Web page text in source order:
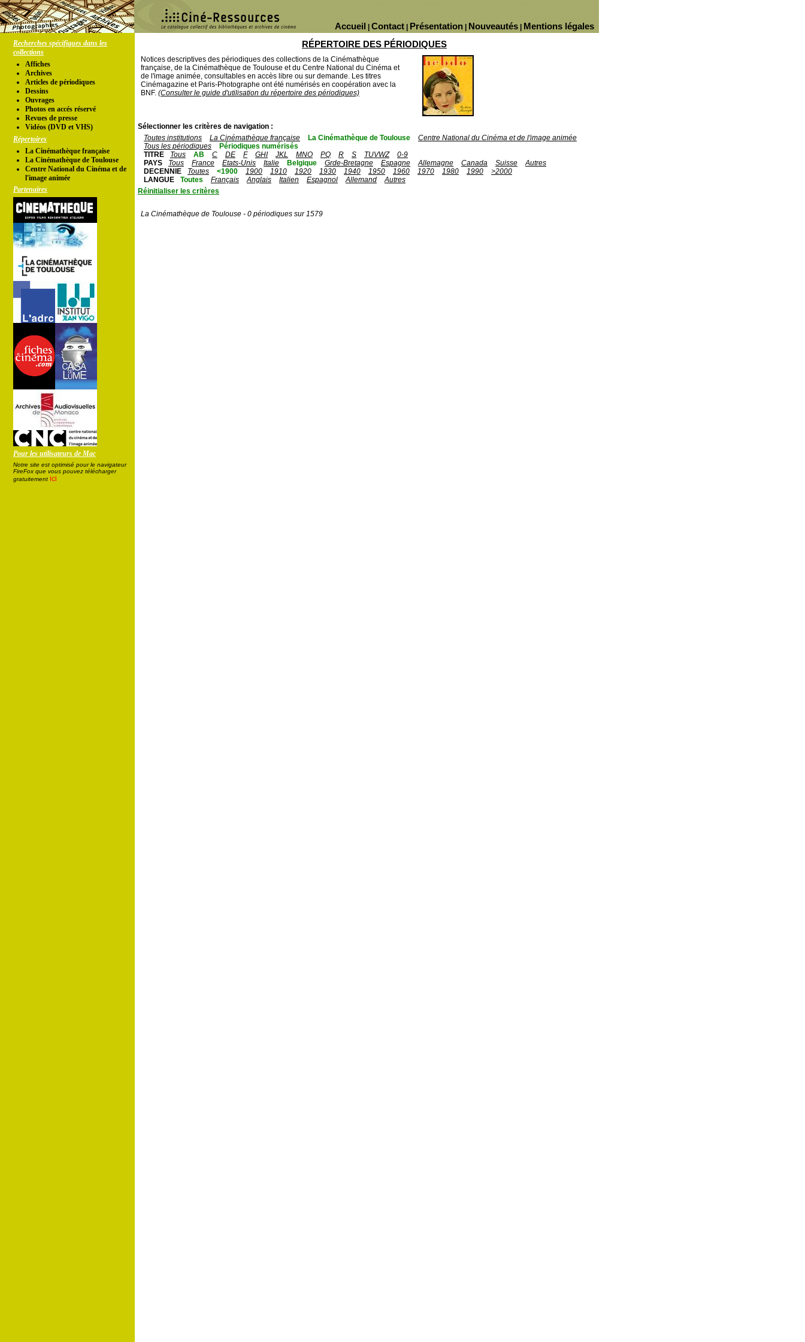
Mentions légales
Nouveautés
Présentation
Contact
Accueil
Recherches spécifiques dans les
collections
Affiches
Archives
Articles de périodiques
Dessins
Ouvrages
Photos en accés réservé
Revues de presse
Vidéos (DVD et VHS)
Répertoires
La Cinémathèque française
La Cinémathèque de Toulouse
Centre National du Cinéma et de
l'image animée
Partenaires
Pour les utilisateurs de Mac
Notre site est optimisé pour le navigateur
FireFox que vous pouvez télécharger
gratuitement ici
RÉPERTOIRE DES PÉRIODIQUES
Notices descriptives des périodiques des collections de la Cinémathèque
française, de la Cinémathèque de Toulouse et du Centre National du Cinéma et
de l'image animée, consultables en accès libre ou sur demande. Les titres
Cinémagazine et Paris-Photographe ont été numérisés en coopération avec la
BNF. (Consulter le guide d'utilisation du répertoire des périodiques)
Sélectionner les critères de navigation :
Toutes institutions
La Cinémathèque française La Cinémathèque de Toulouse
Centre National du Cinéma et de l'image animée
Tous les périodiques
Périodiques numérisés
TITRE
Tous AB C DE F GHI JKL MNO PQ R S TUVWZ
0-9
PAYS
Tous France Etats-Unis Italie Belgique Grde-Bretagne Espagne Allemagne Canada Suisse
Autres
DECENNIE
Toutes <1900 1900 1910 1920 1930 1940 1950 1960 1970 1980 1990
>2000
LANGUE
Toutes Français Anglais Italien Espagnol Allemand
Autres
Réinitialiser les critères
La Cinémathèque de Toulouse - 0 périodiques sur 1579